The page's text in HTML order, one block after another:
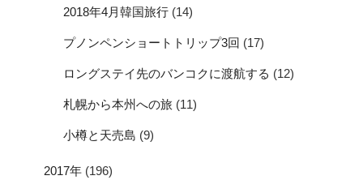
2018年4月韓国旅行 (14)
プノンペンショートトリップ3回 (17)
ロングステイ先のバンコクに渡航する (12)
札幌から本州への旅 (11)
小樽と天売島 (9)
2017年 (196)